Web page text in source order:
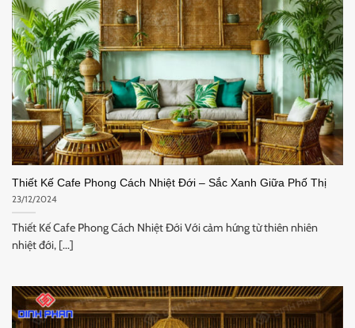
Thiết Kế Cafe Phong Cách Nhiệt Đới – Sắc Xanh Giữa Phố Thị
23/12/2024
Thiết Kế Cafe Phong Cách Nhiệt Đới Với cảm hứng từ thiên nhiên
nhiệt đới, [...]